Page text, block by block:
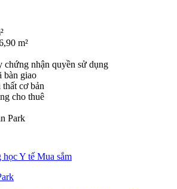
m²
chứng nhận quyền sử dụng
bàn giao
cơ bản
cho thuê
Park
họcY tế Mua sắm